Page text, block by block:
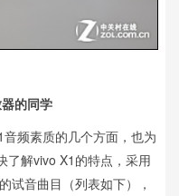
的同学
频素质的几个方面，也为
了解vivo X1的特点，采用
试音曲目（列表如下），